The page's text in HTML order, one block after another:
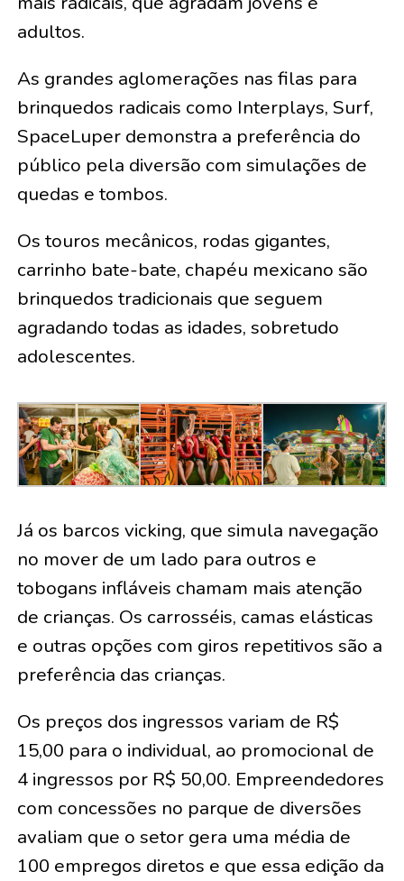
adultos.
As grandes aglomerações nas filas para
brinquedos radicais como Interplays, Surf,
SpaceLuper demonstra a preferência do
público pela diversão com simulações de
quedas e tombos.
Os touros mecânicos, rodas gigantes,
carrinho bate-bate, chapéu mexicano são
brinquedos tradicionais que seguem
agradando todas as idades, sobretudo
adolescentes.
Já os barcos vicking, que simula navegação
no mover de um lado para outros e
tobogans infláveis chamam mais atenção
de crianças. Os carrosséis, camas elásticas
e outras opções com giros repetitivos são a
preferência das crianças.
Os preços dos ingressos variam de R$
15,00 para o individual, ao promocional de
4 ingressos por R$ 50,00. Empreendedores
com concessões no parque de diversões
avaliam que o setor gera uma média de
100 empregos diretos e que essa edição da